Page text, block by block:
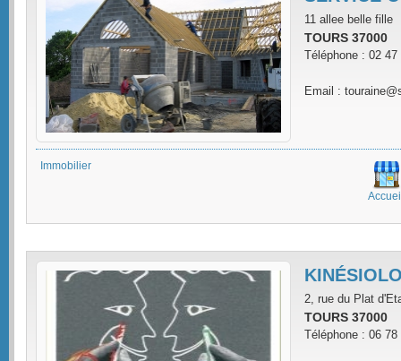
11 allee belle fille
TOURS 37000
Téléphone : 02 47
Email :
Immobilier
2, rue du Plat
TOURS 37000
Téléphone : 06 78